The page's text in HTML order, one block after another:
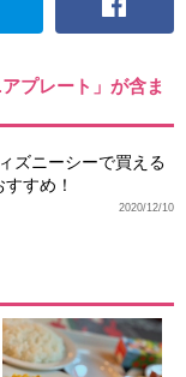
プレート」が含ま
ズニーシーで買える
すめ！
2020/12/10